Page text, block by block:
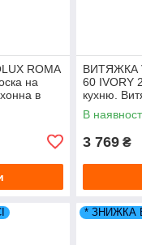
ROMA
на
в
ОПИСІ.
ВИТЯЖКА
60 IVORY
кухню.
Україні.
В
3 769 ₴
* ЗНИЖКА